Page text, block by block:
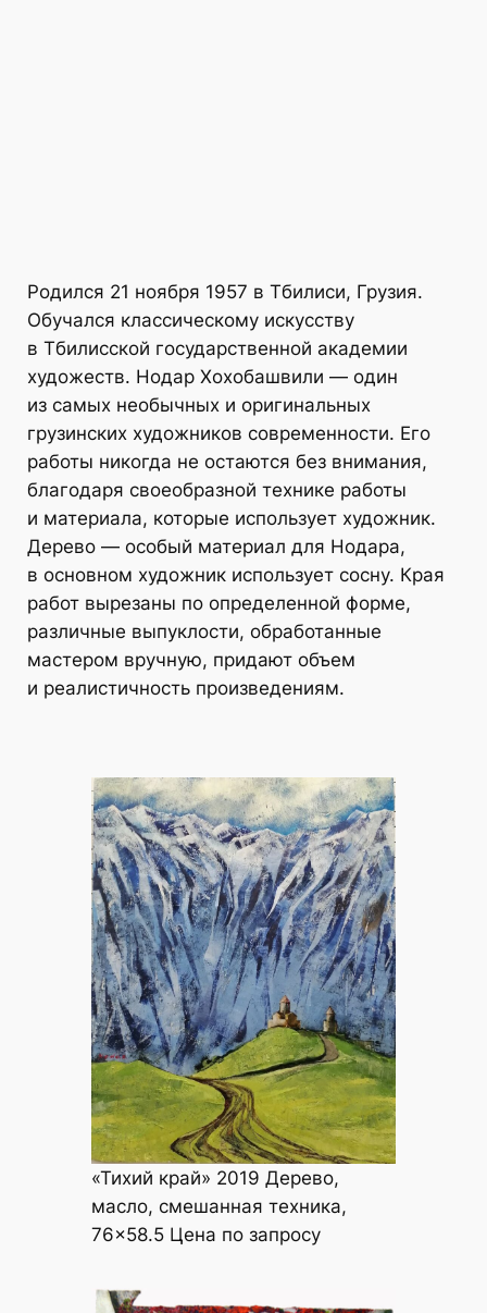
Родился 21 ноября 1957 в Тбилиси, Грузия.
Обучался классическому искусству
в Тбилисской государственной академии
художеств. Нодар Хохобашвили — один
из самых необычных и оригинальных
грузинских художников современности. Его
работы никогда не остаются без внимания,
благодаря своеобразной технике работы
и материала, которые использует художник.
Дерево — особый материал для Нодара,
в основном художник использует сосну. Края
работ вырезаны по определенной форме,
различные выпуклости, обработанные
мастером вручную, придают объем
и реалистичность произведениям.
«Тихий край» 2019 Дерево,
масло, смешанная техника,
76×58.5 Цена по запросу